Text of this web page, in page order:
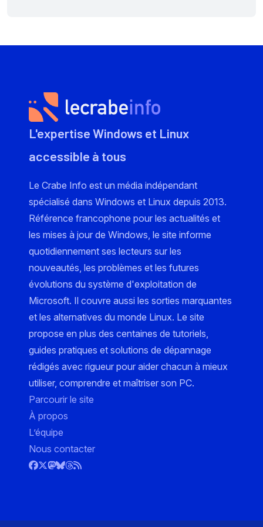
L'expertise Windows et Linux
accessible à tous
Le Crabe Info est un média indépendant
spécialisé dans Windows et Linux depuis 2013.
Référence francophone pour les actualités et
les mises à jour de Windows, le site informe
quotidiennement ses lecteurs sur les
nouveautés, les problèmes et les futures
évolutions du système d'exploitation de
Microsoft. Il couvre aussi les sorties marquantes
et les alternatives du monde Linux. Le site
propose en plus des centaines de tutoriels,
guides pratiques et solutions de dépannage
rédigés avec rigueur pour aider chacun à mieux
utiliser, comprendre et maîtriser son PC.
Parcourir le site
À propos
L’équipe
Nous contacter